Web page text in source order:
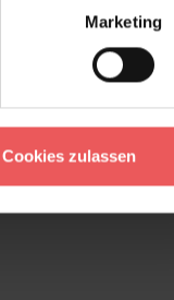
Marketing
Cookies zulassen